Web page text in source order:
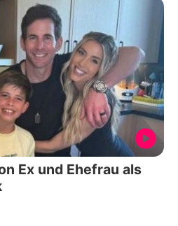
Ex und Ehefrau als